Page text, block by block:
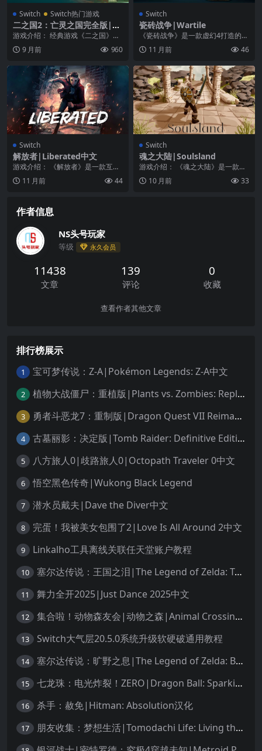
Switch Switch热门游戏
二之国2：亡灵之国完全版|Ni
no Kuni II: Revenant Kingd
om汉化
游戏介绍： 经典游戏《二之国》的
最新续作。本作将采用一批全新的
人物角色和剧情故事...
9 月前 960
Switch
瓷砖战争|Wartile
《瓷砖战争》是一款虚幻4打造的桌
游风格的战争策略游戏。玩家将率
领一队自己的维京勇...
11 月前 46
Switch
解放者|Liberated中文
游戏介绍： 《解放者》是一款互动
式的反乌托邦绘图小说，故事发生
在漫画书的纸面上。...
11 月前 44
Switch
魂之大陆|Soulsland
游戏介绍： 《魂之大陆》是一款魂l
ike类型的动作冒险游戏，玩家要控
制英雄来对抗...
10 月前 33
作者信息
NS头号玩家
等级 永久会员
11438
文章
139
评论
0
收藏
查看作者其他文章
排行榜展示
1 宝可梦传说：Z-A|Pokémon Legends: Z-A中文
2 植物大战僵尸：重植版|Plants vs. Zombies: Replanted中文
3 勇者斗恶龙7：重制版|Dragon Quest VII Reimagined中文
4 古墓丽影：决定版|Tomb Raider: Definitive Edition中文
5 八方旅人0|歧路旅人0|Octopath Traveler 0中文
6 悟空黑色传奇|Wukong Black Legend
7 潜水员戴夫|Dave the Diver中文
8 完蛋！我被美女包围了2|Love Is All Around 2中文
9 Linkalho工具离线关联任天堂账户教程
10 塞尔达传说：王国之泪|The Legend of Zelda: Tears of the Kingdom中文
11 舞力全开2025|Just Dance 2025中文
12 集合啦！动物森友会|动物之森|Animal Crossing: New Horizons中文
13 Switch大气层20.5.0系统升级软硬破通用教程
14 塞尔达传说：旷野之息|The Legend of Zelda: Breath of the Wild中文
15 七龙珠：电光炸裂！ZERO|Dragon Ball: Sparking! Zero中文
16 杀手：赦免|Hitman: Absolution汉化
17 朋友收集：梦想生活|Tomodachi Life: Living the Dream中文